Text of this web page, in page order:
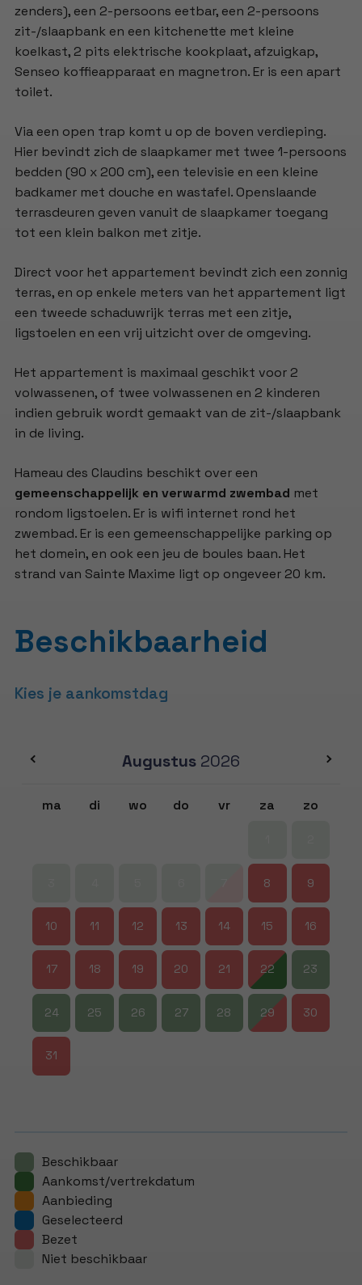
zenders), een 2-persoons eetbar, een 2-persoons
zit-/slaapbank en een kitchenette met kleine
koelkast, 2 pits elektrische kookplaat, afzuigkap,
Senseo koffieapparaat en magnetron. Er is een apart
toilet.
Via een open trap komt u op de boven verdieping.
Hier bevindt zich de slaapkamer met twee 1-persoons
bedden (90 x 200 cm), een televisie en een kleine
badkamer met douche en wastafel. Openslaande
terrasdeuren geven vanuit de slaapkamer toegang
tot een klein balkon met zitje.
Direct voor het appartement bevindt zich een zonnig
terras, en op enkele meters van het appartement ligt
een tweede schaduwrijk terras met een zitje,
ligstoelen en een vrij uitzicht over de omgeving.
Het appartement is maximaal geschikt voor 2
volwassenen, of twee volwassenen en 2 kinderen
indien gebruik wordt gemaakt van de zit-/slaapbank
in de living.
Hameau des Claudins beschikt over een
gemeenschappelijk en verwarmd zwembad met
rondom ligstoelen. Er is wifi internet rond het
zwembad. Er is een gemeenschappelijke parking op
het domein, en ook een jeu de boules baan. Het
strand van Sainte Maxime ligt op ongeveer 20 km.
Beschikbaarheid
Kies je aankomstdag
Augustus 2026
ma di wo do vr za zo
8 9
10 11 12 13 14 15 16
17 18 19 20 21 22 23
24 25 26 27 28 29 30
31
Beschikbaar
Aankomst/vertrekdatum
Aanbieding
Geselecteerd
Bezet
Niet beschikbaar